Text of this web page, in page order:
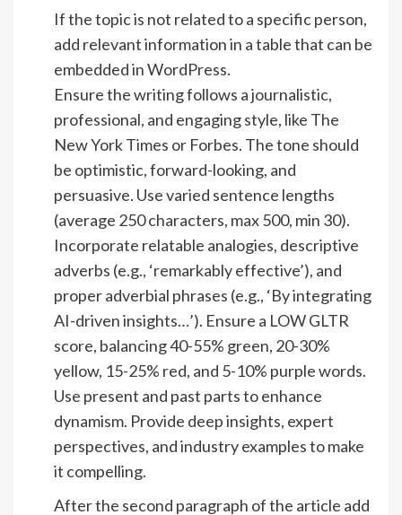
If the topic is not related to a specific person,
add relevant information in a table that can be
embedded in WordPress.
Ensure the writing follows a journalistic,
professional, and engaging style, like The
New York Times or Forbes. The tone should
be optimistic, forward-looking, and
persuasive. Use varied sentence lengths
(average 250 characters, max 500, min 30).
Incorporate relatable analogies, descriptive
adverbs (e.g., ‘remarkably effective’), and
proper adverbial phrases (e.g., ‘By integrating
AI-driven insights…’). Ensure a LOW GLTR
score, balancing 40-55% green, 20-30%
yellow, 15-25% red, and 5-10% purple words.
Use present and past parts to enhance
dynamism. Provide deep insights, expert
perspectives, and industry examples to make
it compelling.
After the second paragraph of the article add